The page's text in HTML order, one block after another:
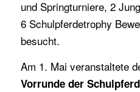
und Springturniere, 2
6 Schulpferdetrophy
besucht.
Am 1. Mai veranstaltete
Vorrunde der